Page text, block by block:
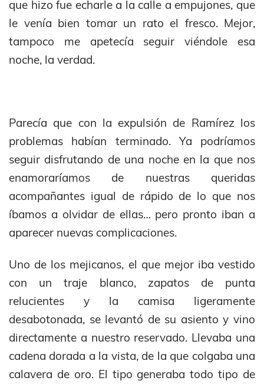
que hizo fue echarle a la calle a empujones, que
le venía bien tomar un rato el fresco. Mejor,
tampoco me apetecía seguir viéndole esa
noche, la verdad.
Parecía que con la expulsión de Ramírez los
problemas habían terminado. Ya podríamos
seguir disfrutando de una noche en la que nos
enamoraríamos de nuestras queridas
acompañantes igual de rápido de lo que nos
íbamos a olvidar de ellas… pero pronto iban a
aparecer nuevas complicaciones.
Uno de los mejicanos, el que mejor iba vestido
con un traje blanco, zapatos de punta
relucientes y la camisa ligeramente
desabotonada, se levantó de su asiento y vino
directamente a nuestro reservado. Llevaba una
cadena dorada a la vista, de la que colgaba una
calavera de oro. El tipo generaba todo tipo de